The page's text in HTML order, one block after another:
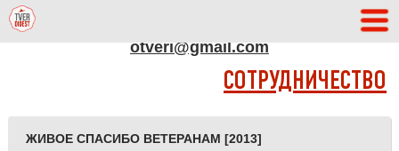
otveri@gmail.com
СОТРУДНИЧЕСТВО
ЖИВОЕ СПАСИБО ВЕТЕРАНАМ [2013]